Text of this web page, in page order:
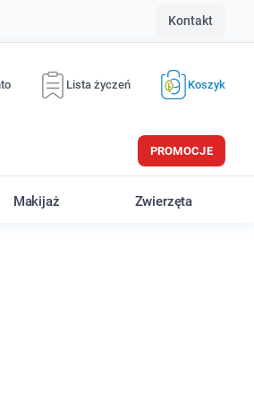
Kontakt
Lista życzeń Koszyk
PROMOCJE
Makijaż Zwierzęta